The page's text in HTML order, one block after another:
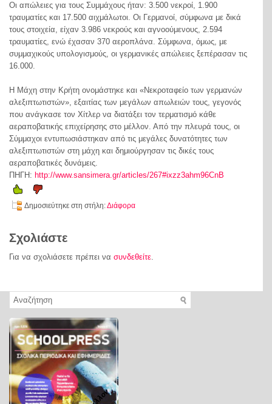
Οι απώλειες για τους Συμμάχους ήταν: 3.500 νεκροί, 1.900
τραυματίες και 17.500 αιχμάλωτοι. Οι Γερμανοί, σύμφωνα με δικά
τους στοιχεία, είχαν 3.986 νεκρούς και αγνοούμενους, 2.594
τραυματίες, ενώ έχασαν 370 αεροπλάνα. Σύμφωνα, όμως, με
συμμαχικούς υπολογισμούς, οι γερμανικές απώλειες ξεπέρασαν τις
16.000.
Η Μάχη στην Κρήτη ονομάστηκε και «Νεκροταφείο των γερμανών
αλεξιπτωτιστών», εξαιτίας των μεγάλων απωλειών τους, γεγονός
που ανάγκασε τον Χίτλερ να διατάξει τον τερματισμό κάθε
αεραποβατικής επιχείρησης στο μέλλον. Από την πλευρά τους, οι
Σύμμαχοι εντυπωσιάστηκαν από τις μεγάλες δυνατότητες των
αλεξιπτωτιστών στη μάχη και δημιούργησαν τις δικές τους
αεραποβατικές δυνάμεις.
ΠΗΓΗ: http://www.sansimera.gr/articles/267#ixzz3ahm96CnB
Δημοσιεύτηκε στη στήλη:Διάφορα
Σχολιάστε
Για να σχολιάσετε πρέπει να συνδεθείτε.